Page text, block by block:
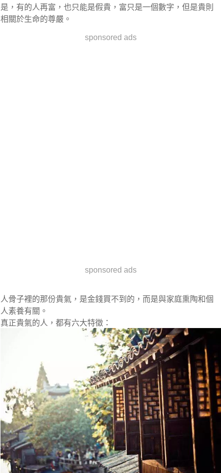
是，有的人再富，也只能是假貴，富只是一個數字，但是貴則
相關於生命的尊嚴。
sponsored ads
sponsored ads
人骨子裡的那份貴氣，是金錢買不到的，而是與家庭熏陶和個
人素養有關。
真正貴氣的人，都有六大特徵：